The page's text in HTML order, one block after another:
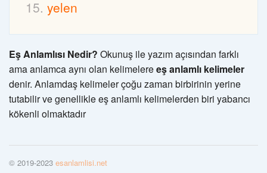
yelen
Eş Anlamlısı Nedir? Okunuş ile yazım açısından farklı
ama anlamca aynı olan kelimelereeş anlamlı kelimeler
denir. Anlamdaş kelimeler çoğu zaman birbirinin yerine
tutabilir ve genellikle eş anlamlı kelimelerden biri yabancı
kökenli olmaktadır
© 2019-2023 esanlamlisi.net